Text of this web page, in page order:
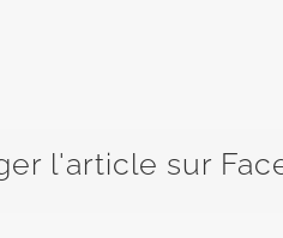
l'article sur